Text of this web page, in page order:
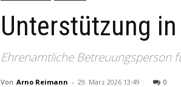
Unterstützung
Ehrenamtliche Betreuungsperson
Von Arno Reimann - 29. März 2026 13:49 0